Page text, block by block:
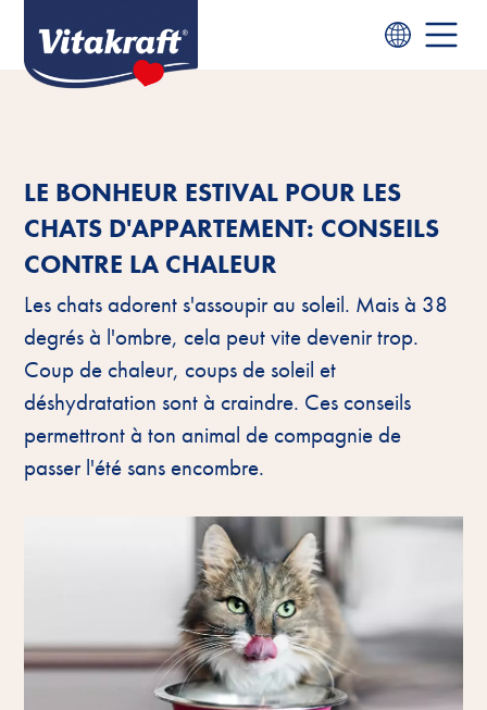
LE BONHEUR ESTIVAL POUR LES
CHATS D'APPARTEMENT: CONSEILS
CONTRE LA CHALEUR
Les chats adorent s'assoupir au soleil. Mais à 38
degrés à l'ombre, cela peut vite devenir trop.
Coup de chaleur, coups de soleil et
déshydratation sont à craindre. Ces conseils
permettront à ton animal de compagnie de
passer l'été sans encombre.